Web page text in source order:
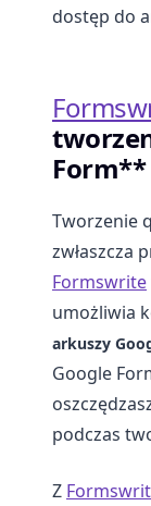
dostęp do
Form**
Tworzenie
zwłaszcza
Formswrite
umożliwia
arkuszy
Google
podczas
Z